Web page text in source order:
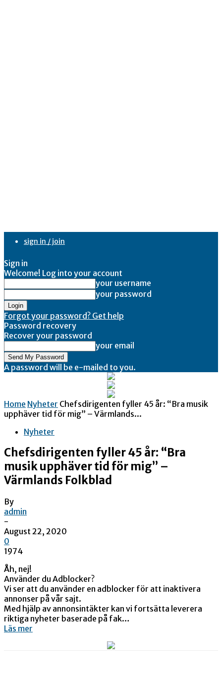
sign in / join
Sign in
Welcome! Log into your account
your username
your password
Forgot your password? Get help
Password recovery
Recover your password
your email
A password will be e-mailed to you.
Home Nyheter Chefsdirigenten fyller 45 år: “Bra musik
upphäver tid för mig” – Värmlands...
Nyheter
Chefsdirigenten fyller 45 år: “Bra
musik upphäver tid för mig” –
Värmlands Folkblad
By
admin
-
August 22, 2020
0
1974
Åh, nej!
Använder du Adblocker?
Vi ser att du använder en adblocker för att inaktivera
annonser på vår sajt.
Med hjälp av annonsintäkter kan vi fortsätta leverera
riktiga nyheter baserade på fak…
Läs mer